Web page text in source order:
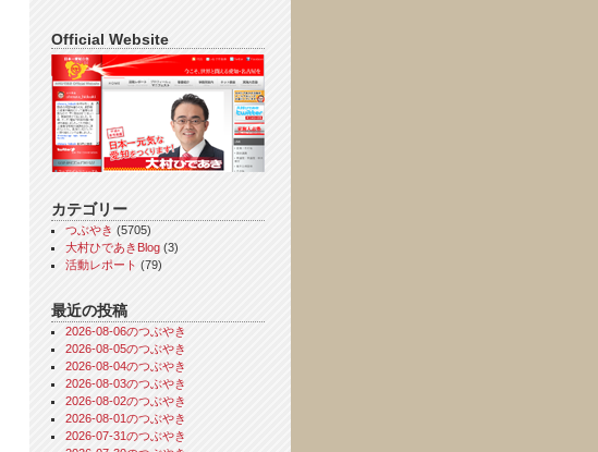
Official Website
カテゴリー
つぶやき (5705)
大村ひであきBlog (3)
活動レポート (79)
最近の投稿
2026-08-06のつぶやき
2026-08-05のつぶやき
2026-08-04のつぶやき
2026-08-03のつぶやき
2026-08-02のつぶやき
2026-08-01のつぶやき
2026-07-31のつぶやき